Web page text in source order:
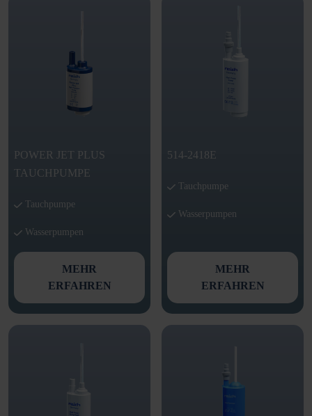
POWER JET PLUS
TAUCHPUMPE
Tauchpumpe
Wasserpumpen
MEHR
ERFAHREN
514-2418E
Tauchpumpe
Wasserpumpen
MEHR
ERFAHREN